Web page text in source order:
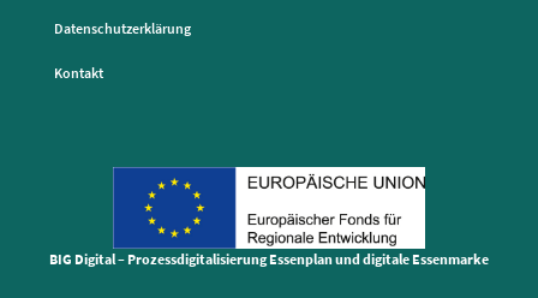
Datenschutzerklärung
Kontakt
BIG Digital – Prozessdigitalisierung Essenplan und digitale Essenmarke